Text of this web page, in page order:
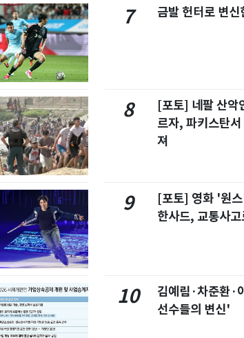
7 금발 헌터로 변신
8
[포토] 네팔 산악
르자, 파키스탄
져
9
[포토] 영화 '원
한사드, 교통사
10
김예림·차준환·
선수들의 변신'